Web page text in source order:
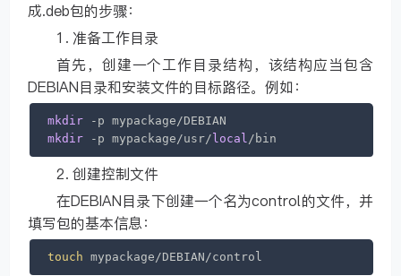
成.deb包的步骤：
1. 准备工作目录
首先，创建一个工作目录结构，该结构应当包含
DEBIAN目录和安装文件的目标路径。例如：
mkdir
mkdir -p mypackage/usr/ local/bin
2. 创建控制文件
在DEBIAN目录下创建一个名为control的文件，并
填写包的基本信息：
touch mypackage/DEBIAN/control